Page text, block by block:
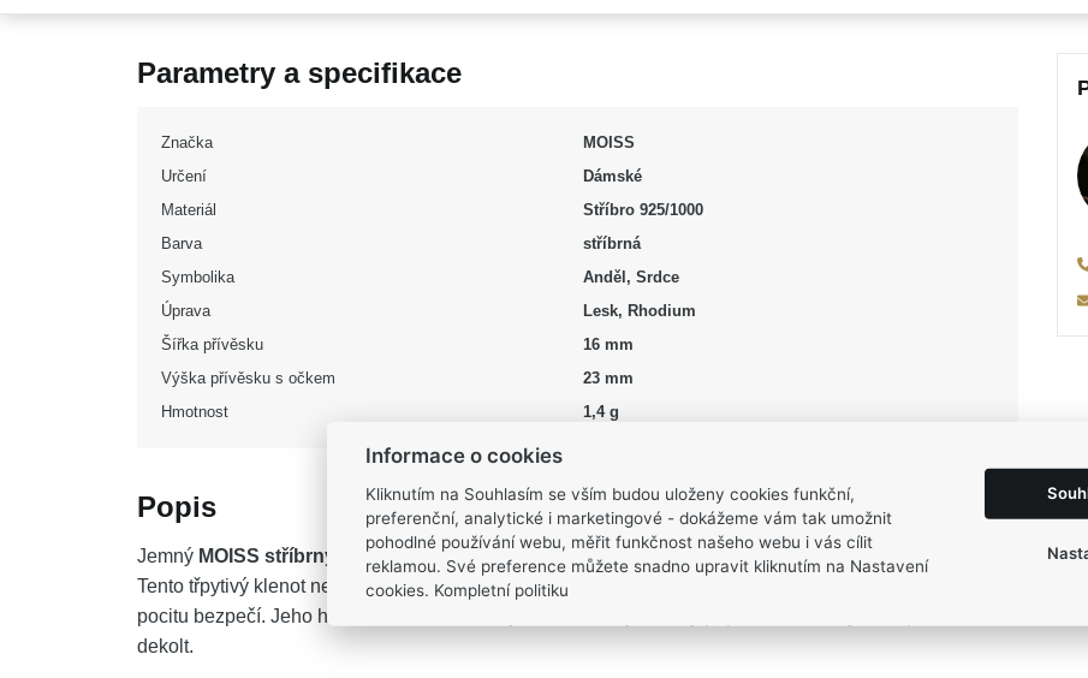
Parametry a specifikace
Značka
MOISS
Určení
Dámské
Materiál
Stříbro 925/1000
Barva
stříbrná
Symbolika
Anděl, Srdce
Úprava
Lesk, Rhodium
Šířka přívěsku
16 mm
Výška přívěsku s očkem
23 mm
Hmotnost
1,4 g
Popis
Jemný MOISS stříbrný přívěsek ANDĚL
představuje ztělesnění čisté krásy a nadčasové elegance.
Tento třpytivý klenot není jen nádhernou ozdobou, ale stane se vaším tichým průvodcem a symbolem
pocitu bezpečí. Jeho hladké linie a zrcadlový odlesk zachytí každý paprsek světla a jemně prozáří váš
dekolt.
Informace o cookies
Kliknutím na Souhlasím se vším budou uloženy cookies funkční,
preferenční, analytické i marketingové - dokážeme vám tak umožnit
pohodlné používání webu, měřit funkčnost našeho webu i vás cílit
reklamou. Své preference můžete snadno upravit kliknutím na Nastavení
cookies. Kompletní politiku